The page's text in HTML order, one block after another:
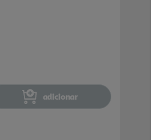
adicionar